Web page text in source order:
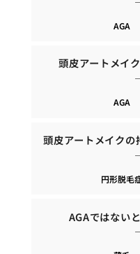
AGA
頭皮アートメイ
AGA
頭皮アートメイクの
円形脱毛
AGAではない